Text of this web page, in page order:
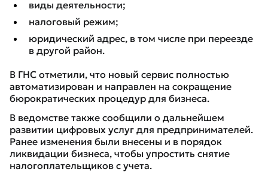
виды деятельности;
налоговый режим;
юридический адрес, в том числе при переезде
в другой район.
В ГНС отметили, что новый сервис полностью
автоматизирован и направлен на сокращение
бюрократических процедур для бизнеса.
В ведомстве также сообщили о дальнейшем
развитии цифровых услуг для предпринимателей.
Ранее изменения были внесены и в порядок
ликвидации бизнеса, чтобы упростить снятие
налогоплательщиков с учета.